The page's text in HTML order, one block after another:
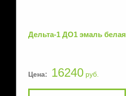
Дельта-1 ДО1 эмаль белая
Цена: 16240руб.